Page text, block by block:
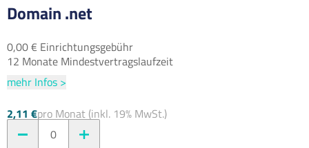
Domain .net
0,00 € Einrichtungsgebühr
12 Monate Mindestvertragslaufzeit
mehr Infos >
2,11 €pro Monat (inkl. 19% MwSt.)
0